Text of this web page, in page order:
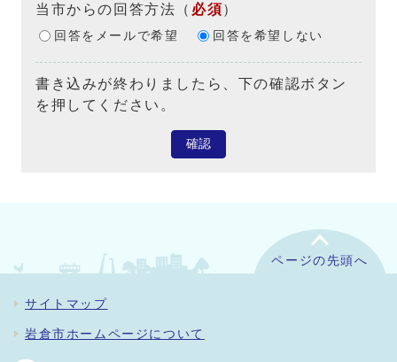
当市からの回答方法 （ 必須）
回答をメールで希望 回答を希望しない
書き込みが終わりましたら、下の確認ボタン
を押してください。
確認
ページの先頭へ
サイトマップ
岩倉市ホームページについて